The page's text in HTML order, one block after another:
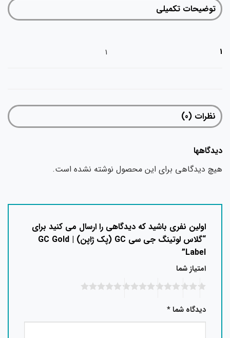
توضیحات تکمیلی
1
1
نظرات (0)
دیدگاهها
هیچ دیدگاهی برای این محصول نوشته نشده است.
اولین نفری باشید که دیدگاهی را ارسال می کنید برای
“گلاس لوتینگ جی سی GC (پک ژاپن) | GC Gold
Label”
امتیاز شما
دیدگاه شما*